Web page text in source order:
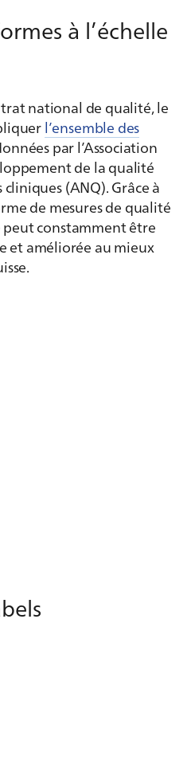
à l’échelle
national de qualité, le
l’ensemble des
par l’Association
de la qualité
(ANQ). Grâce à
de mesures de qualité
constamment être
et améliorée au mieux